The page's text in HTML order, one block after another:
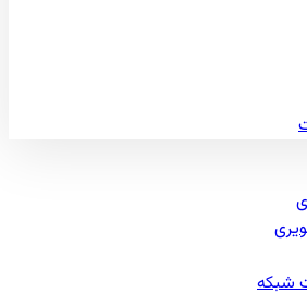
شبکه